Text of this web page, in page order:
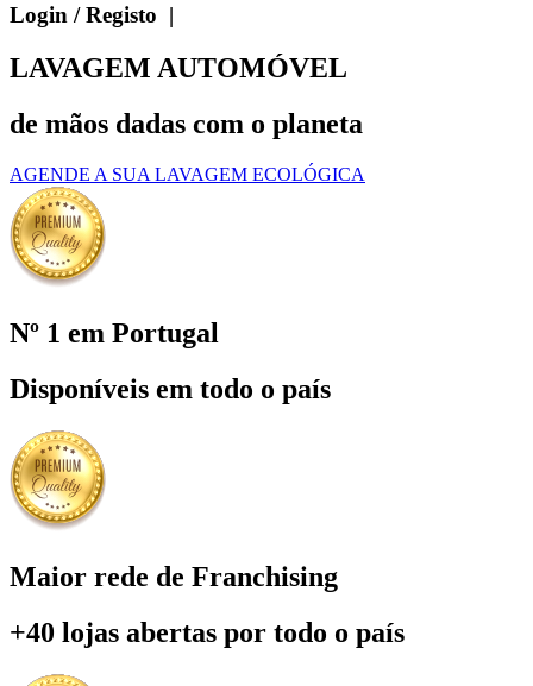
Login / Registo |
LAVAGEM AUTOMÓVEL
de mãos dadas com o planeta
AGENDE A SUA LAVAGEM ECOLÓGICA
Nº 1 em Portugal
Disponíveis em todo o país
Maior rede de Franchising
+40 lojas abertas por todo o país